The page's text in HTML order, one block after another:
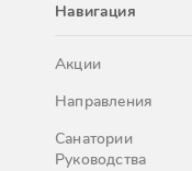
Навигация
Акции
Направления
Санатории
Руководства